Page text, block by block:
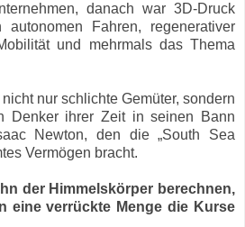
danach war 3D-Druck
Fahren, regenerativer
und mehrmals das Thema
nur schlichte Gemüter, sondern
Denker ihrer Zeit in seinen Bann
Newton, den die „South Sea
Vermögen bracht.
der Himmelskörper berechnen,
eine verrückte Menge die Kurse